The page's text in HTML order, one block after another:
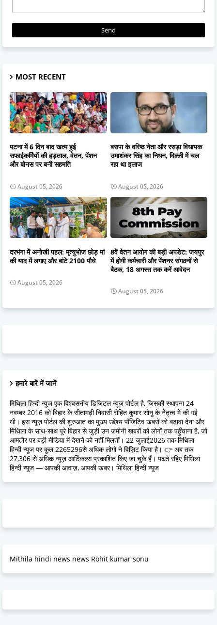
MOST RECENT
पटना में 6 दिन बाद खत्म हुई
सफाईकर्मियों की हड़ताल, वेतन, पेंशन
और बोनस पर बनी सहमति
August 05, 2026
बसपा के वरिष्ठ नेता और रसड़ा विधायक
उमाशंकर सिंह का निधन, दिल्ली में चल
रहा था इलाज
August 05, 2026
दरभंगा में अनोखी पहल: मृत्युभोज छोड़ मां
की याद में लगाए और बांटे 2100 पौधे
August 05, 2026
8वें वेतन आयोग की बड़ी अपडेट: जयपुर
में होगी कर्मचारी और पेंशनर संगठनों से
बैठक, 18 अगस्त तक करें आवेदन
August 05, 2026
हमारे बारें में जानें
मिथिला हिन्दी न्यूज एक विश्वसनीय डिजिटल न्यूज़ पोर्टल है, जिसकी स्थापना 24
नवम्बर 2016 को बिहार के सीतामढ़ी निवासी रोहित कुमार सोनू के नेतृत्व में की गई
थी। इस न्यूज़ पोर्टल की शुरुआत का मुख्य उद्देश्य पॉजिटिव खबरों को बढ़ावा देना और
मिथिला के साथ-साथ पूरे बिहार से जुड़ी उन ज़मीनी खबरों को लोगों तक पहुँचाना है, जो
आमतौर पर बड़ी मीडिया में देखने को नहीं मिलतीं। 22 जुलाई2026 तक मिथिला
हिन्दी न्यूज पर कुल 2265296से अधिक लोगों ने विज़िट किया है। 👉 अब तक
27,306 से अधिक न्यूज़ आर्टिकल्स प्रकाशित किए जा चुके हैं। पढ़ते रहिए मिथिला
हिन्दी न्यूज — आपकी आवाज़, आपकी खबर। मिथिला हिन्दी न्यूज
Mithila hindi news news Rohit kumar sonu